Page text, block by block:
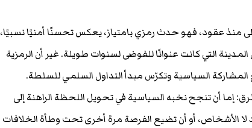
منذ عقود، فهو حدث رمزي بامتياز، يعكس تحسنًا أمنيًا نسبيًا،
التي كانت عنوانًا للفوضى لسنوات طويلة. غير أن الرمزية
السياسية وتكرّس مبدأ التداول السلمي للسلطة.
إما أن تنجح نخبه السياسية في تحويل اللحظة الراهنة إلى
الأشخاص، أو أن تضيع الفرصة مرة أخرى تحت وطأة الخلافات